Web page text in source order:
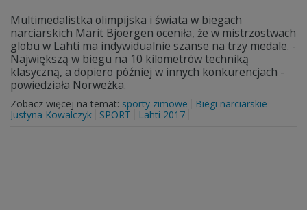
Multimedalistka olimpijska i świata w biegach
narciarskich Marit Bjoergen oceniła, że w mistrzostwach
globu w Lahti ma indywidualnie szanse na trzy medale. -
Największą w biegu na 10 kilometrów techniką
klasyczną, a dopiero później w innych konkurencjach -
powiedziała Norweżka.
Zobacz więcej na temat: sporty zimowe
Biegi narciarskie
Justyna Kowalczyk
SPORT Lahti 2017